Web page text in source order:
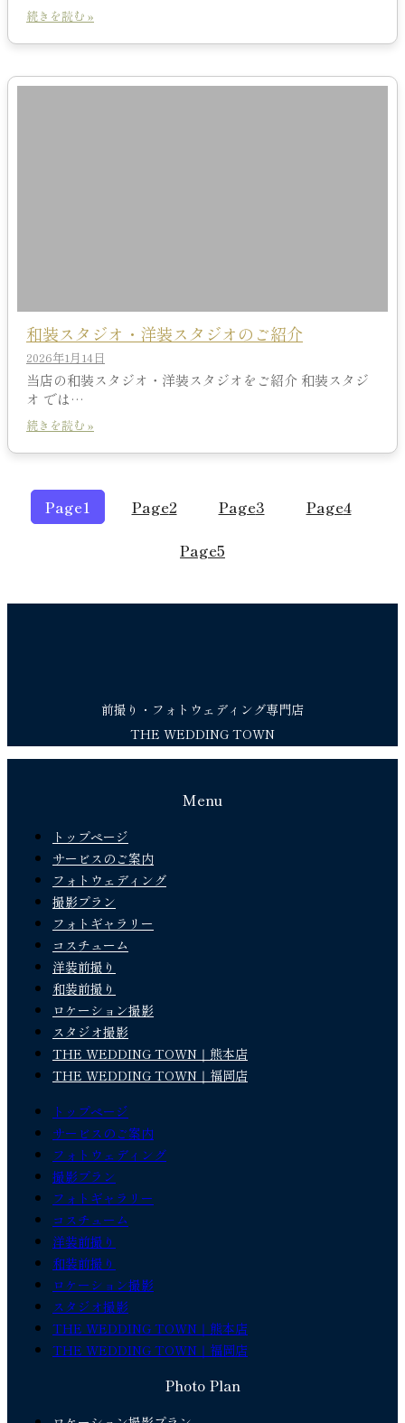
続きを読む »
和装スタジオ・洋装スタジオのご紹介
2026年1月14日
当店の和装スタジオ・洋装スタジオをご紹介 和装スタジ
オ では…
続きを読む »
Page1 Page2 Page3 Page4
Page5
前撮り・フォトウェディング専門店
THE WEDDING TOWN
Menu
トップページ
サービスのご案内
フォトウェディング
撮影プラン
フォトギャラリー
コスチューム
洋装前撮り
和装前撮り
ロケーション撮影
スタジオ撮影
THE WEDDING TOWN｜熊本店
THE WEDDING TOWN｜福岡店
トップページ
サービスのご案内
フォトウェディング
撮影プラン
フォトギャラリー
コスチューム
洋装前撮り
和装前撮り
ロケーション撮影
スタジオ撮影
THE WEDDING TOWN｜熊本店
THE WEDDING TOWN｜福岡店
Photo Plan